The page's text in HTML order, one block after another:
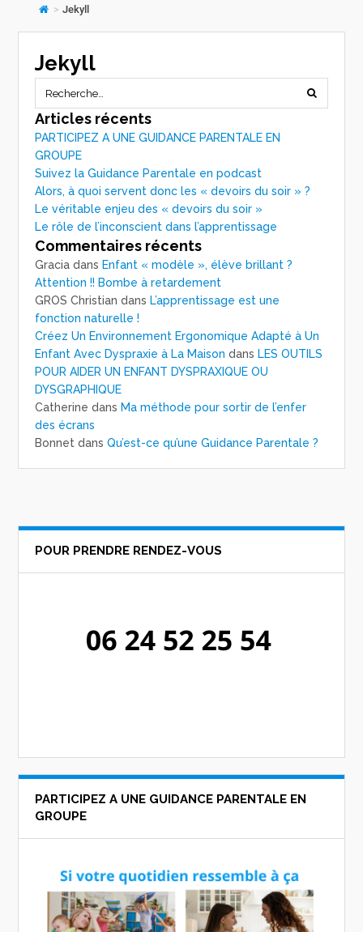
> Jekyll
Jekyll
Articles récents
PARTICIPEZ A UNE GUIDANCE PARENTALE EN
GROUPE
Suivez la Guidance Parentale en podcast
Alors, à quoi servent donc les « devoirs du soir » ?
Le véritable enjeu des « devoirs du soir »
Le rôle de l’inconscient dans l’apprentissage
Commentaires récents
Gracia dans Enfant « modèle », élève brillant ?
Attention !! Bombe à retardement
GROS Christian dans L’apprentissage est une
fonction naturelle !
Créez Un Environnement Ergonomique Adapté à Un
Enfant Avec Dyspraxie à La Maison dans LES OUTILS
POUR AIDER UN ENFANT DYSPRAXIQUE OU
DYSGRAPHIQUE
Catherine dans Ma méthode pour sortir de l’enfer
des écrans
Bonnet dansQu’est-ce qu’une Guidance Parentale ?
POUR PRENDRE RENDEZ-VOUS
PARTICIPEZ A UNE GUIDANCE PARENTALE EN
GROUPE